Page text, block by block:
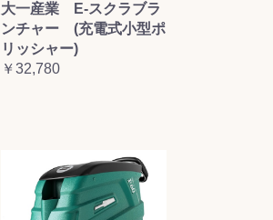
大一産業 E-スクラブラ
ンチャー (充電式小型ポ
リッシャー)
￥32,780